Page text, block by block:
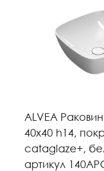
ALVEA
40х40 h14,
cataglaze+,
артикул